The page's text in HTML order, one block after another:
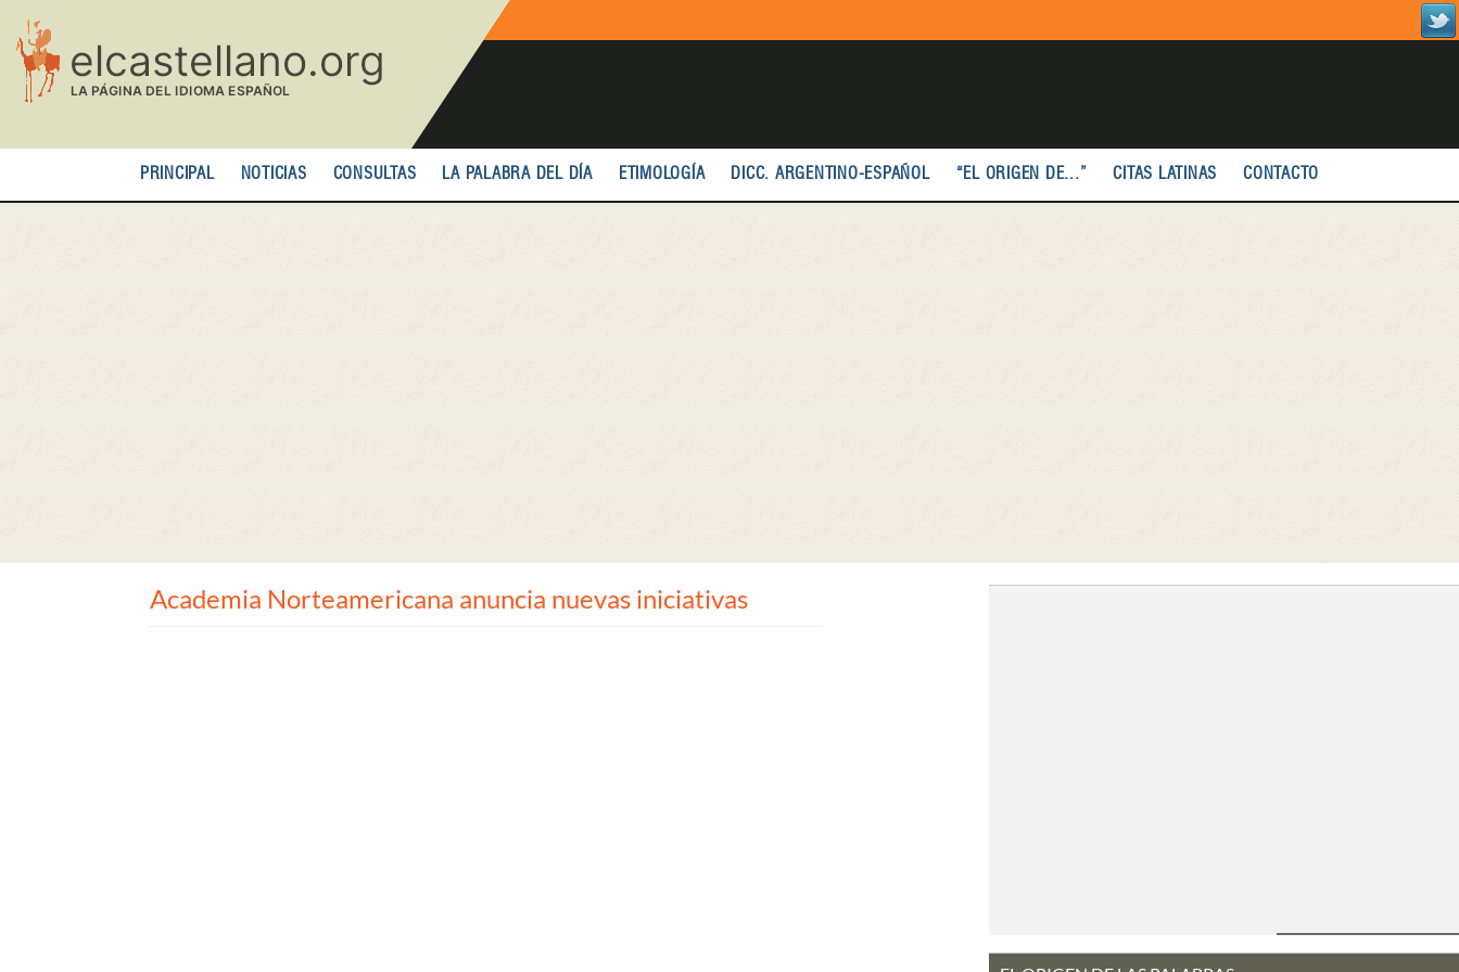
contenido
principal
PRINCIPAL NOTICIAS CONSULTAS LA PALABRA DEL DÍA ETIMOLOGÍA DICC. ARGENTINO-ESPAÑOL “EL ORIGEN DE...” CITAS LATINAS CONTACTO
Academia Norteamericana anuncia nuevas iniciativas